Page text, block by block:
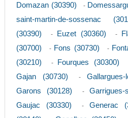
Domazan (30390) -
saint-martin-de-sossenac
(30390)
- Euzet (30360) -
(30700)
- Fons (30730) -
(30210)
- Fourques (30300)
Gajan (30730) -
Garons (30128) - Garrigues-
Gaujac (30330) - Generac